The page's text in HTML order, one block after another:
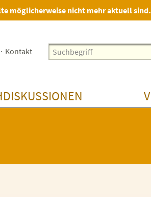
möglicherweise nicht mehr aktuell sind.
· Kontakt